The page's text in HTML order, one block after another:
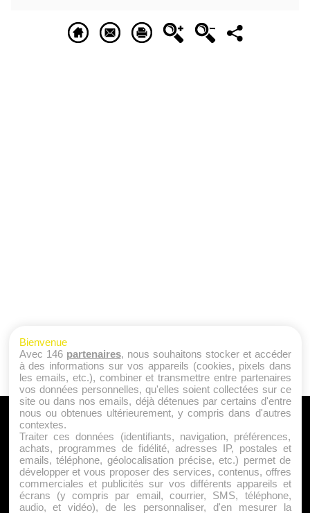
A PROPOS
Qui sommes nous ?
Mentions Légales
Publicité
Politique de Cookies
Bienvenue
Avec 146 partenaires, nous souhaitons stocker et accéder
à des informations sur vos appareils (cookies, pixels dans
les emails, etc.), combiner et transmettre entre partenaires
vos données personnelles, qu'elles soient collectées sur ce
site ou dans nos emails, déjà détenues par certains d'entre
nous ou obtenues ultérieurement, y compris dans d'autres
contextes.
Traiter ces données (identifiants, navigation, préférences,
achats, programmes de fidélité, adresses IP, postales et
emails, téléphone, géolocalisation précise, etc.) permet de
développer et vous proposer des services, contenus, offres
commerciales et publicités sur vos différents appareils et
écrans (y compris par email, courrier, SMS, téléphone,
audio, et vidéo), de les personnaliser, d'en mesurer la